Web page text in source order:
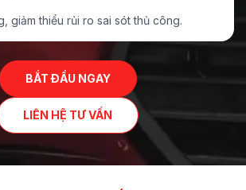
giảm thiểu rủi ro sai sótthủ công.
BẮT ĐẦU NGAY
LIÊN HỆ TƯ VẤN